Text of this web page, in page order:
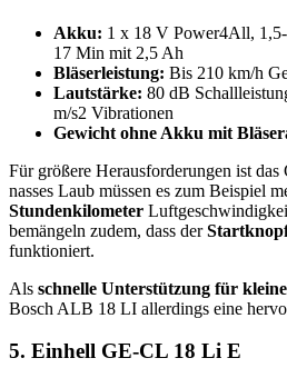
Akku: 1 x 18 V Power4All,
17 Min mit 2,5 Ah
Bläserleistung: Bis 210 km/h
Lautstärke: 80 dB
m/s2 Vibrationen
Gewicht ohne Akku mit
Für größere Herausforderungen ist
nasses Laub müssen es zum Beispiel
Stundenkilometer
bemängeln zudem, dass der
funktioniert.
Als schnelle Unterstützung für
Bosch ALB 18 LI allerdings eine
5. Einhell GE-CL 18 Li E